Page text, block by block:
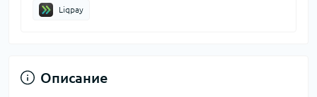
Liqpay
Описание